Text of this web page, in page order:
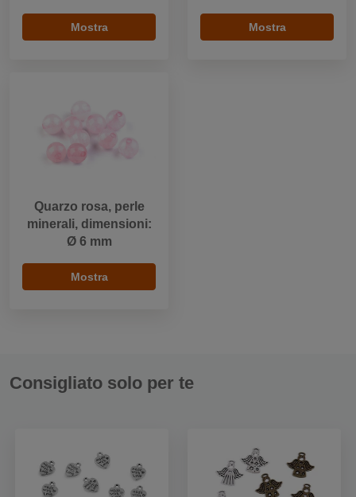
Mostra Mostra
Quarzo rosa, perle
minerali, dimensioni:
Ø 6 mm
Mostra
Consigliato solo per te